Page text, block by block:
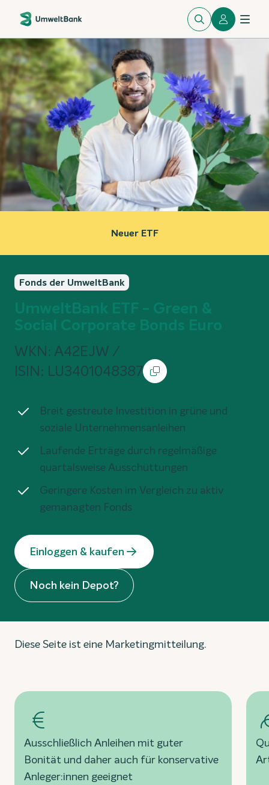
Neuer ETF
Fonds der UmweltBank
UmweltBank ETF - Green &
Social Corporate Bonds Euro
WKN: A42EJW /
ISIN: LU3401048387
Breit gestreute Investition in grüne und
soziale Unternehmensanleihen
Laufende Erträge durch regelmäßige
quartalsweise Ausschüttungen
Geringere Kosten im Vergleich zu aktiv
gemanagten Fonds
Einloggen & kaufen
Noch kein Depot?
Diese Seite ist eine Marketingmitteilung.
Ausschließlich Anleihen mit guter
Bonität und daher auch für konservative
Anleger:innen geeignet